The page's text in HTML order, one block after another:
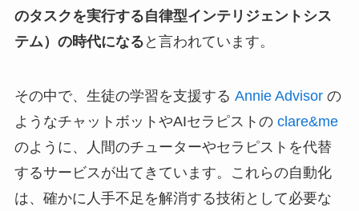
のタスクを実行する自律型インテリジェントシス
テム）の時代になる と言われています。
その中で、生徒の学習を支援する Annie Advisorの
ようなチャットボットやAIセラピストの clare&me
のように、人間のチューターやセラピストを代替
するサービスが出てきています。これらの自動化
は、確かに人手不足を解消する技術として必要な